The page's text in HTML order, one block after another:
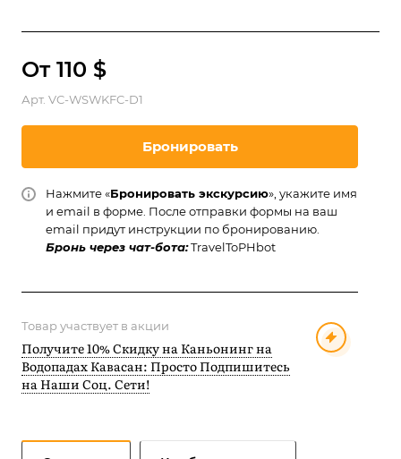
От 110 $
Арт. VC-WSWKFC-D1
Бронировать
Нажмите «Бронировать экскурсию», укажите имя
и email в форме. После отправки формы на ваш
email придут инструкции по бронированию.
Бронь через чат-бота:TravelToPHbot
Товар участвует в акции
Получите 10% Скидку на Каньонинг на
Водопадах Кавасан: Просто Подпишитесь
на Наши Соц. Сети!